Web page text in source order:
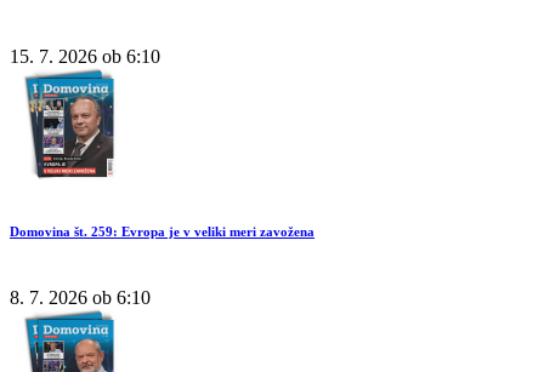
15. 7. 2026 ob 6:10
Domovina št. 259: Evropa je v veliki meri zavožena
8. 7. 2026 ob 6:10